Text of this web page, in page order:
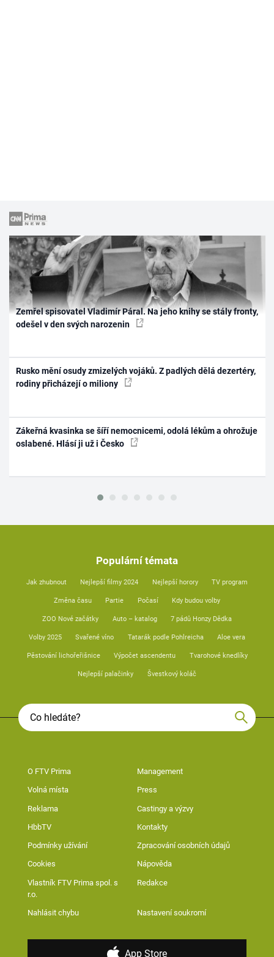
Zemřel spisovatel Vladimír Páral. Na jeho knihy se stály fronty,
odešel v den svých narozenin
Rusko mění osudy zmizelých vojáků. Z padlých dělá dezertéry,
rodiny přicházejí o miliony
Zákeřná kvasinka se šíří nemocnicemi, odolá lékům a ohrožuje
oslabené. Hlásí ji už i Česko
Populární témata
Jak zhubnout Nejlepší filmy 2024 Nejlepší horory TV program
Změna času Partie Počasí Kdy budou volby
ZOO Nové začátky Auto – katalog 7 pádů Honzy Dědka
Volby 2025 Svařené víno Tatarák podle Pohlreicha Aloe vera
Pěstování lichořeřišnice Výpočet ascendentu Tvarohové knedlíky
Nejlepší palačinky Švestkový koláč
O FTV Prima Management
Volná místa Press
Reklama Castingy a výzvy
HbbTV Kontakty
Podmínky užívání Zpracování osobních údajů
Cookies Nápověda
Vlastník FTV Prima spol. s
r.o.
Redakce
Nahlásit chybu Nastavení soukromí
App Store